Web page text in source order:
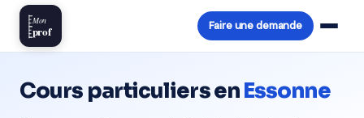
Mon
prof Faire une demande
Cours particuliers enEssonne